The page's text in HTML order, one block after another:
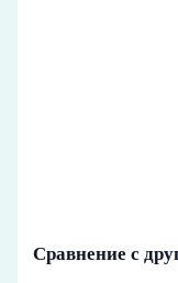
Сравнение с